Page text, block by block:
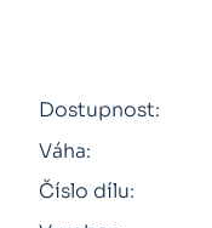
Dostupnost:
Váha:
Číslo dílu: